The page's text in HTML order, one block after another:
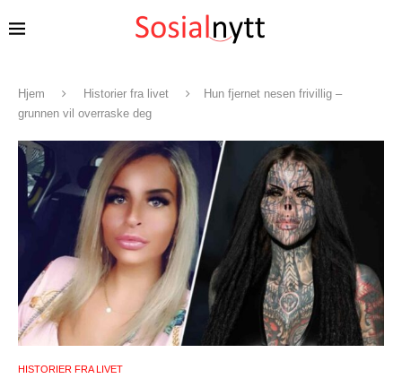
Hjem Historier fra livet
Hun fjernet nesen frivillig –
grunnen vil overraske deg
HISTORIER FRA LIVET